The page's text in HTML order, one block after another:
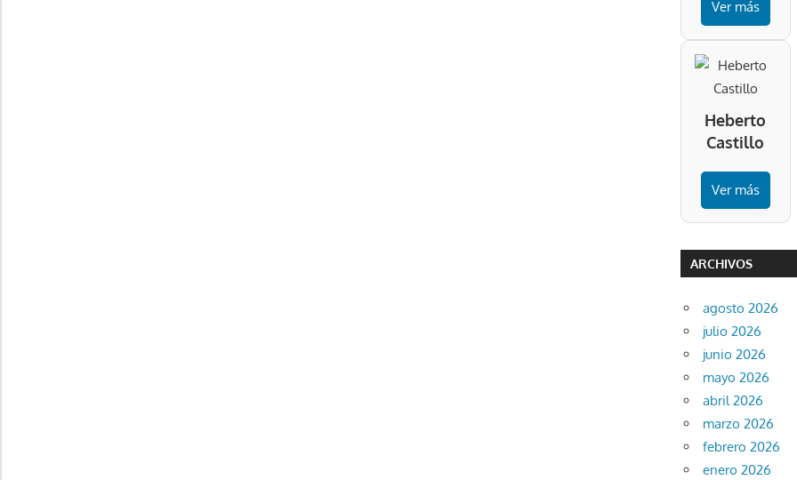
Ver más
Heberto
Castillo
Ver más
ARCHIVOS
agosto 2026
julio 2026
junio 2026
mayo 2026
abril 2026
marzo 2026
febrero 2026
enero 2026